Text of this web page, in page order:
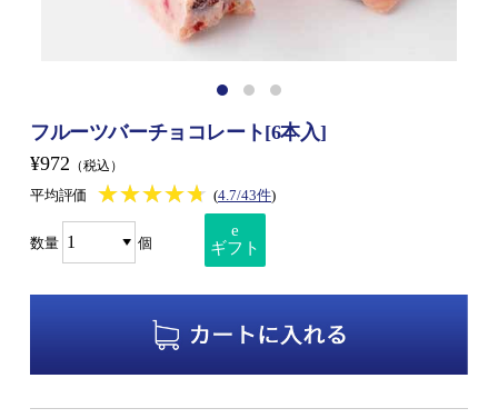
フルーツバーチョコレート[6本入]
¥972 （税込）
平均評価 ★★★★★
★★★★★ (4.7/43件)
数量 個
e
ギフト